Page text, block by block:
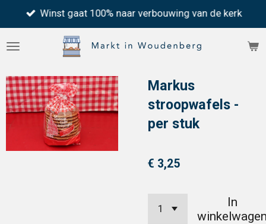
direct
naar
hoofdinhoud
Winst gaat 100% naar verbouwing van de kerk
Markus
stroopwafels -
per stuk
€ 3,25
In